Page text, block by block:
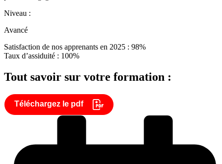
Niveau :
Avancé
Satisfaction de nos apprenants en 2025 : 98%
Taux d’assiduité : 100%
Tout savoir sur votre formation :
Téléchargez le pdf